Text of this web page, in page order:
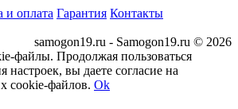
и оплата Гарантия Контакты
samogon19.ru - Samogon19.ru © 2026
файлы. Продолжая пользоваться
настроек, вы даете согласие на
cookie-файлов. Ok